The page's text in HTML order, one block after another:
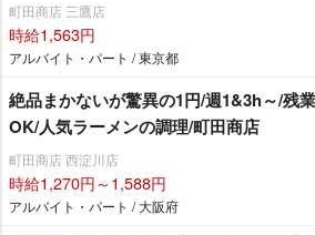
町田商店 三鷹店
時給1,563円
アルバイト・パート / 東京都
絶品まかないが驚異の1円/週1&3h～/残
OK/人気ラーメンの調理/町田商店
町田商店 西淀川店
時給1,270円～1,588円
アルバイト・パート / 大阪府